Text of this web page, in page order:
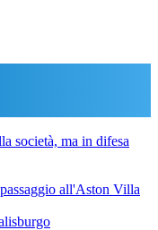
società, ma in difesa
all'Aston Villa